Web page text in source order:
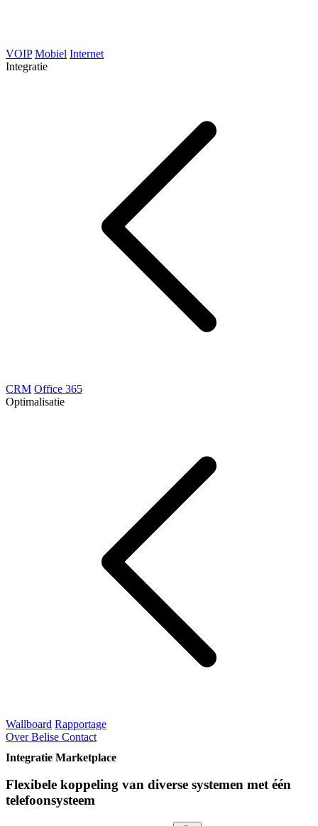
VOIP Mobiel Internet
Integratie
CRM Office 365
Optimalisatie
Wallboard Rapportage
Over Belise Contact
Integratie Marketplace
Flexibele koppeling van diverse systemen met één
telefoonsysteem